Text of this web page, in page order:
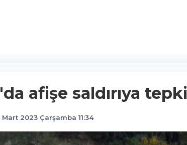
afişe saldırıya tepki
Mart 2023 Çarşamba 11:34